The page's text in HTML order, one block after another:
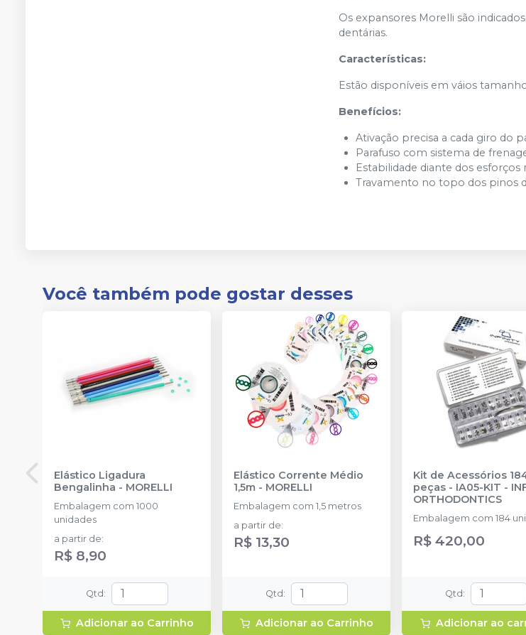
Os expansores Morelli são
dentárias.
Características:
Estão disponíveis em váios
Benefícios:
Ativação precisa a cada giro do
Parafuso com sistema de
Estabilidade diante dos esforços
Travamento no topo dos pinos
Você também pode gostar desses
Elástico Ligadura
Bengalinha - MORELLI
Embalagem com 1000
unidades
a partir de:
R$ 8,90
Qtd :
Adicionar ao Carrinho
Elástico Corrente Médio
1,5m - MORELLI
Embalagem com 1,5 metros
a partir de:
R$ 13,30
Qtd :
Adicionar ao Carrinho
Kit de Acessórios
peças - IA05-KIT -
ORTHODONTICS
Embalagem com 184
R$ 420,00
Qtd :
Adicionar ao